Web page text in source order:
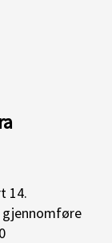
14.
gjennomføre